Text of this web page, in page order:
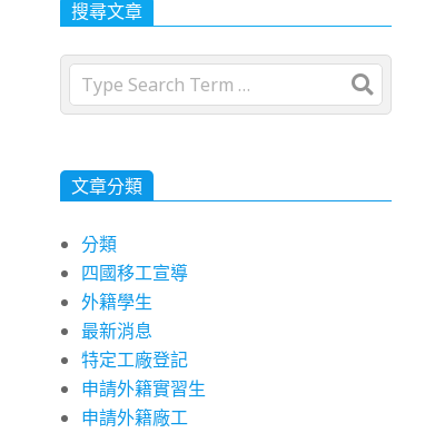
搜尋文章
Search
文章分類
分類
四國移工宣導
外籍學生
最新消息
特定工廠登記
申請外籍實習生
申請外籍廠工